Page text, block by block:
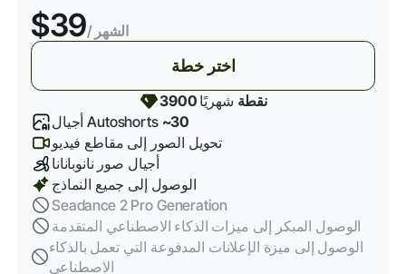
$39 / الشهر
اختر خطة
3900 نقطة شهريًا
أجيال Autoshorts ~30
تحويل الصور إلى مقاطع فيديو
أجيال صور نانوبانانا
الوصول إلى جميع النماذج
Seadance 2 Pro Generation
الوصول المبكر إلى ميزات الذكاء الاصطناعي المتقدمة
الوصول إلى ميزة الإعلانات المدفوعة التي تعمل بالذكاء
الاصطناعي